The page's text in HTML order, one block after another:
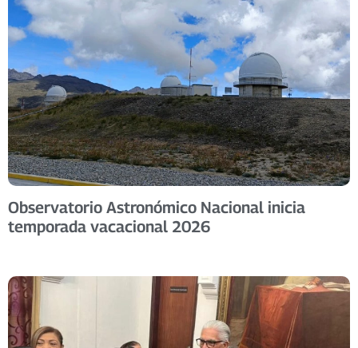
Observatorio Astronómico Nacional inicia
temporada vacacional 2026